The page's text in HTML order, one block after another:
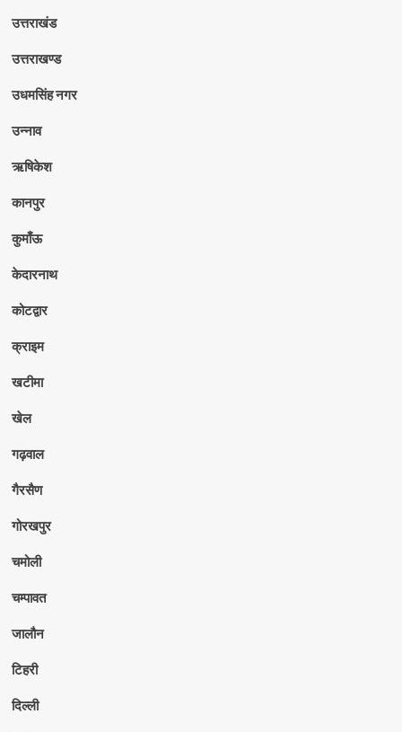
उत्तराखंड
उत्तराखण्ड
उधमसिंह नगर
उन्नाव
ऋषिकेश
कानपुर
कुमाँऊ
केदारनाथ
कोटद्वार
क्राइम
खटीमा
खेल
गढ़वाल
गैरसैण
गोरखपुर
चमोली
चम्पावत
जालौन
टिहरी
दिल्ली